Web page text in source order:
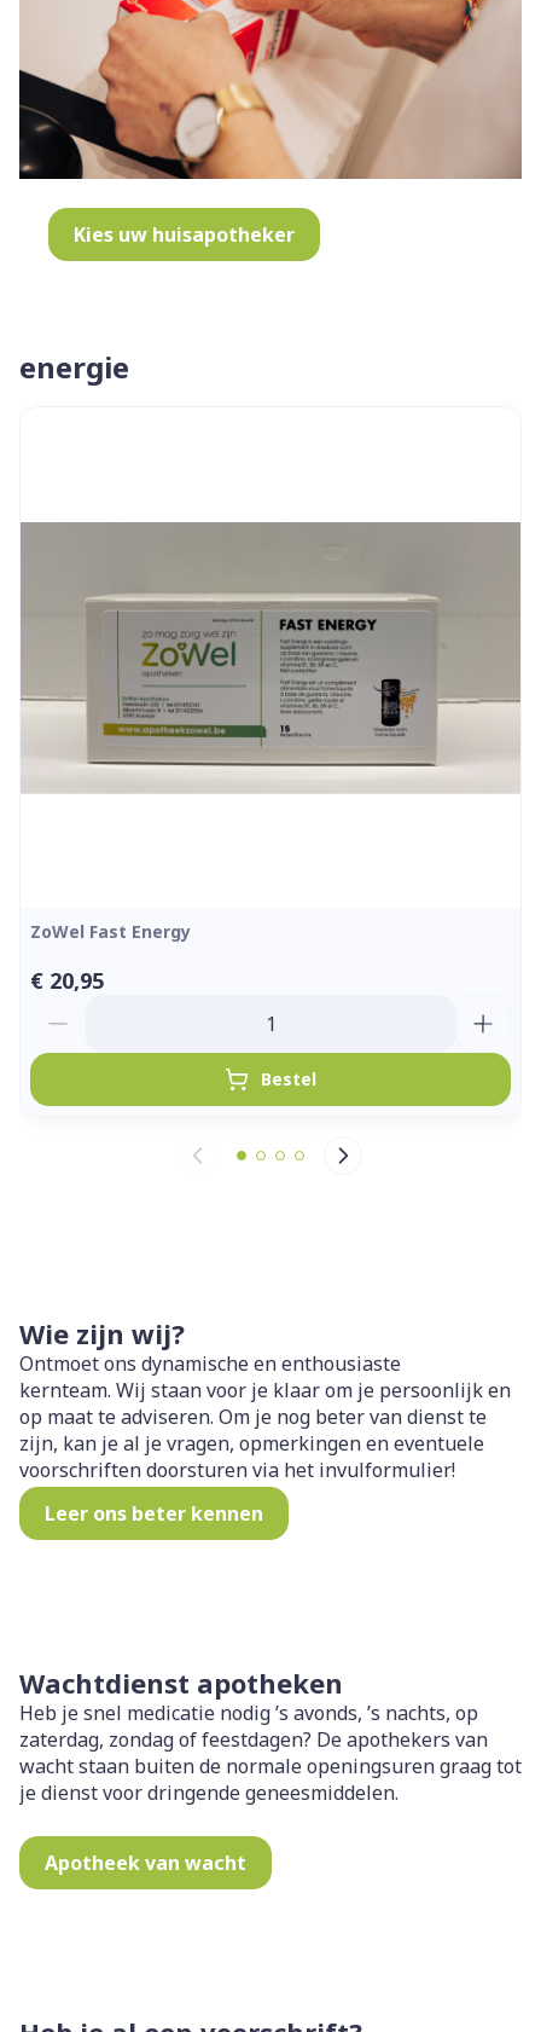
Kies uw huisapotheker
energie
ZoWel Fast Energy
€ 20,95
Bestel
Wie zijn wij?
Ontmoet ons dynamische en enthousiaste
kernteam. Wij staan voor je klaar om je persoonlijk en
op maat te adviseren. Om je nog beter van dienst te
zijn, kan je al je vragen, opmerkingen en eventuele
voorschriften doorsturen via het invulformulier!
Leer ons beter kennen
Wachtdienst apotheken
Heb je snel medicatie nodig ’s avonds, ’s nachts, op
zaterdag, zondag of feestdagen? De apothekers van
wacht staan buiten de normale openingsuren graag tot
je dienst voor dringende geneesmiddelen.
Apotheek van wacht